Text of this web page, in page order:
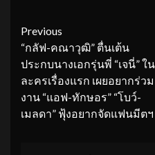
Continue
Reading
Previous
“กลัฟ-คณาวุฒิ” ตื่นเต้น
ประกบนางเอกรุ่นพี่ “เจนี่” ใน
ละครเรื่องแรก เผยอยากร่วม
งาน “แอฟ-ทักษอร” “โบว์-
เมลดา” ฟุ้งอยากจัดแฟนมีตฯ